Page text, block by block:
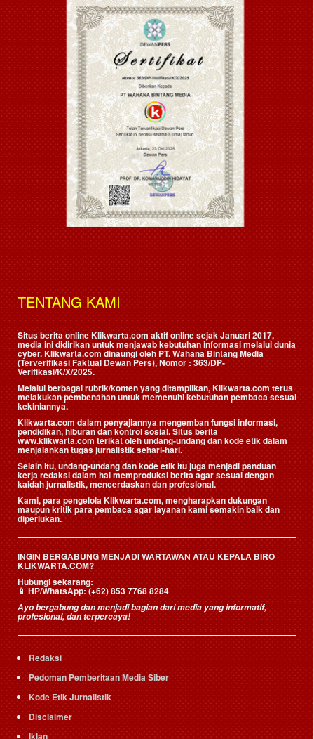
TENTANG KAMI
Situs berita online Klikwarta.com aktif online sejak Januari 2017,
media ini didirikan untuk menjawab kebutuhan informasi melalui dunia
cyber. Klikwarta.com dinaungi oleh PT. Wahana Bintang Media
(Terverifikasi Faktual Dewan Pers), Nomor : 363/DP-
Verifikasi/K/X/2025.
Melalui berbagai rubrik/konten yang ditampilkan, Klikwarta.com terus
melakukan pembenahan untuk memenuhi kebutuhan pembaca sesuai
kekiniannya.
Klikwarta.com dalam penyajiannya mengemban fungsi informasi,
pendidikan, hiburan dan kontrol sosial. Situs berita
www.klikwarta.com terikat oleh undang-undang dan kode etik dalam
menjalankan tugas jurnalistik sehari-hari.
Selain itu, undang-undang dan kode etik itu juga menjadi panduan
kerja redaksi dalam hal memproduksi berita agar sesuai dengan
kaidah jurnalistik, mencerdaskan dan profesional.
Kami, para pengelola Klikwarta.com, mengharapkan dukungan
maupun kritik para pembaca agar layanan kami semakin baik dan
diperlukan.
INGIN BERGABUNG MENJADI WARTAWAN ATAU KEPALA BIRO
KLIKWARTA.COM?
Hubungi sekarang:
📱HP/WhatsApp:(+62) 853 7768 8284
Ayo bergabung dan menjadi bagian dari media yang informatif,
profesional, dan terpercaya!
Redaksi
Pedoman Pemberitaan Media Siber
Kode Etik Jurnalistik
Disclaimer
Iklan